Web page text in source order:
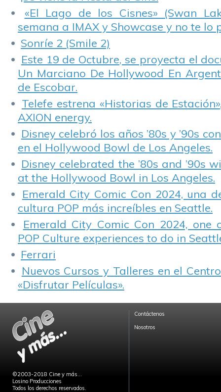
«El Lago de los Cisnes» (Swan
semana a IMAX y Showcase y no te lo
Sonríe 2 (Smile 2)
Este 19 de Octubre, se proyecta el
Un Marciano De Hollywood En
de Escobar.
Telefe estrena «Historias de
AXION energy.
Disney celebró los años ’80s y ’90s
en el Hollywood Bowl de Los Angeles.
Disney celebrated the ’80s and ’90s
at the Hollywood Bowl in Los Angeles.
Emerald City Comic Con 2024, una
cultura POP más increíbles en Seattle.
Emerald City Comic Con 2024,
POP Culture experiences to do in
Ferrari
Nuevos Cursos y Talleres en el
«Disfrutar Películas».
©2003-2018 Cine y más...
Losino Producciones
Todos los derechos reservados.
Contáctenos
Nosotros